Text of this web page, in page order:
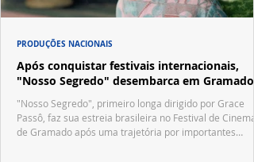
Após conquistar festivais internacionais,
"Nosso Segredo" desembarca em Gramado
"Nosso Segredo", primeiro longa dirigido por Grace
Passô, faz sua estreia brasileira no Festival de Cinema
de Gramado após uma trajetória por importantes
PRODUÇÕES NACIONAIS